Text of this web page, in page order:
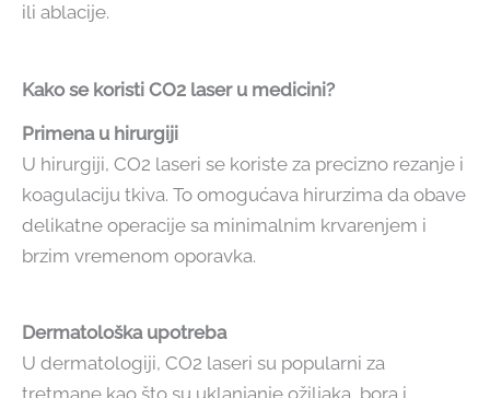
ili ablacije.
Kako se koristi CO2 laser u medicini?
Primena u hirurgiji
U hirurgiji, CO2 laseri se koriste za precizno rezanje i
koagulaciju tkiva. To omogućava hirurzima da obave
delikatne operacije sa minimalnim krvarenjem i
brzim vremenom oporavka.
Dermatološka upotreba
U dermatologiji, CO2 laseri su popularni za